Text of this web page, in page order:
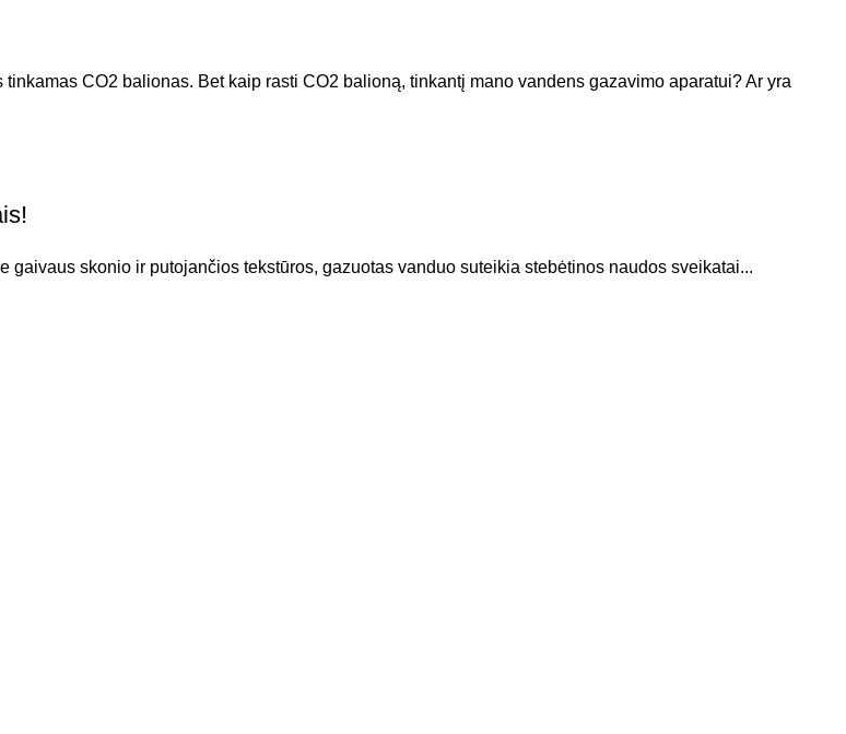
CO2 balionas. Bet kaip rasti CO2 balioną, tinkantį mano vandens gazavimo aparatui? Ar yra
skonio ir putojančios tekstūros, gazuotas vanduo suteikia stebėtinos naudos sveikatai...